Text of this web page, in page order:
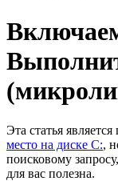
Эта статья
место на диске C:,
поисковому
для вас полезна.